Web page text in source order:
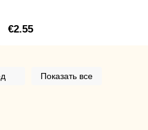
€2.55
Показать все